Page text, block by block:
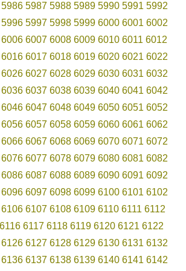
5986 5987 5988 5989 5990 5991 5992
5996 5997 5998 5999 6000 6001 6002
6006 6007 6008 6009 6010 6011 6012
6016 6017 6018 6019 6020 6021 6022
6026 6027 6028 6029 6030 6031 6032
6036 6037 6038 6039 6040 6041 6042
6046 6047 6048 6049 6050 6051 6052
6056 6057 6058 6059 6060 6061 6062
6066 6067 6068 6069 6070 6071 6072
6076 6077 6078 6079 6080 6081 6082
6086 6087 6088 6089 6090 6091 6092
6096 6097 6098 6099 6100 6101 6102
6106 6107 6108 6109 6110 6111 6112
6116 6117 6118 6119 6120 6121 6122
6126 6127 6128 6129 6130 6131 6132
6136 6137 6138 6139 6140 6141 6142